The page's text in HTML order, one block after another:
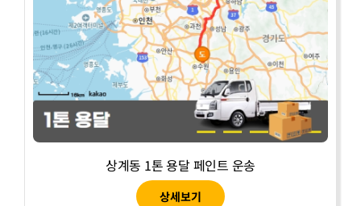
상계동 1톤 용달 페인트 운송
상세보기